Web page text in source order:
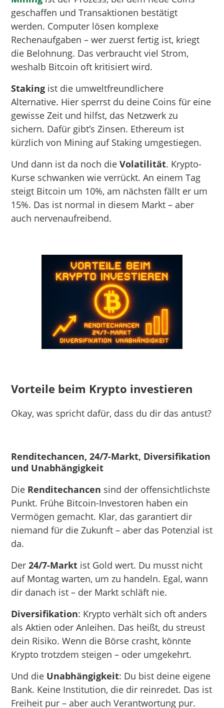
geschaffen und Transaktionen bestätigt
werden. Computer lösen komplexe
Rechenaufgaben – wer zuerst fertig ist, kriegt
die Belohnung. Das verbraucht viel Strom,
weshalb Bitcoin oft kritisiert wird.
Staking ist die umweltfreundlichere
Alternative. Hier sperrst du deine Coins für eine
gewisse Zeit und hilfst, das Netzwerk zu
sichern. Dafür gibt’s Zinsen. Ethereum ist
kürzlich von Mining auf Staking umgestiegen.
Und dann ist da noch dieVolatilität. Krypto-
Kurse schwanken wie verrückt. An einem Tag
steigt Bitcoin um 10%, am nächsten fällt er um
15%. Das ist normal in diesem Markt – aber
auch nervenaufreibend.
Vorteile beim Krypto investieren
Okay, was spricht dafür, dass du dir das antust?
Renditechancen, 24/7-Markt, Diversifikation
und Unabhängigkeit
Die Renditechancen sind der offensichtlichste
Punkt. Frühe Bitcoin-Investoren haben ein
Vermögen gemacht. Klar, das garantiert dir
niemand für die Zukunft – aber das Potenzial ist
da.
Der24/7-Markt ist Gold wert. Du musst nicht
auf Montag warten, um zu handeln. Egal, wann
dir danach ist – der Markt schläft nie.
Diversifikation: Krypto verhält sich oft anders
als Aktien oder Anleihen. Das heißt, du streust
dein Risiko. Wenn die Börse crasht, könnte
Krypto trotzdem steigen – oder umgekehrt.
Und die Unabhängigkeit: Du bist deine eigene
Bank. Keine Institution, die dir reinredet. Das ist
Freiheit pur – aber auch Verantwortung pur.